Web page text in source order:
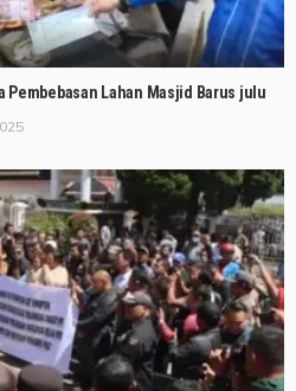
Pembebasan Lahan Masjid Barus julu